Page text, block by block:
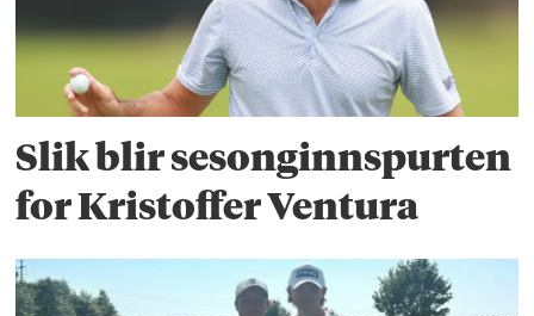
Slik blir sesonginnspurten
for Kristoffer Ventura